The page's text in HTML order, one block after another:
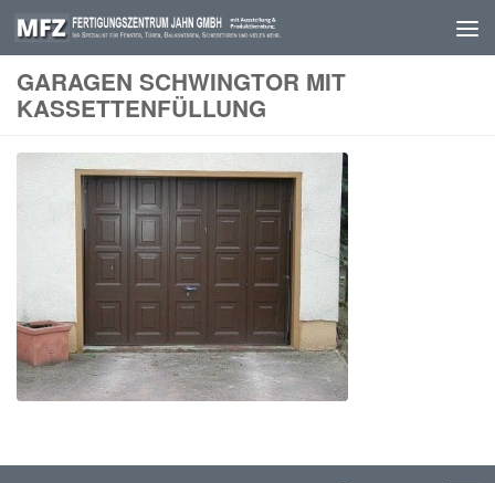
Skip to content
GARAGEN SCHWINGTOR MIT
KASSETTENFÜLLUNG